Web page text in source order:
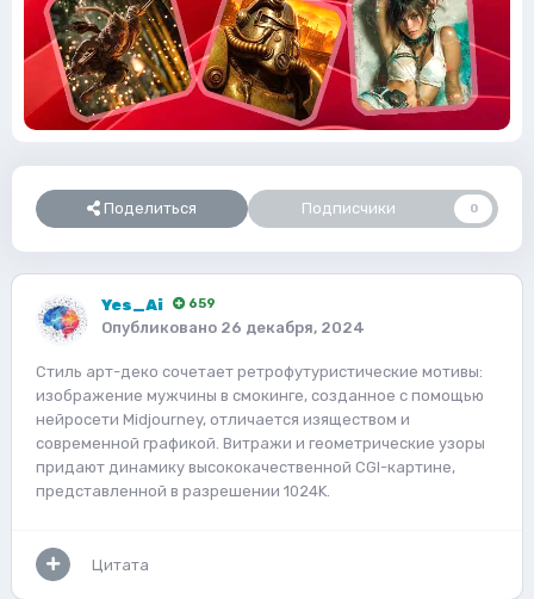
Поделиться Подписчики 0
Yes_Ai 659
Опубликовано 26 декабря, 2024
Стиль арт-деко сочетает ретрофутуристические мотивы:
изображение мужчины в смокинге, созданное с помощью
нейросети Midjourney, отличается изяществом и
современной графикой. Витражи и геометрические узоры
придают динамику высококачественной CGI-картине,
представленной в разрешении 1024K.
Цитата